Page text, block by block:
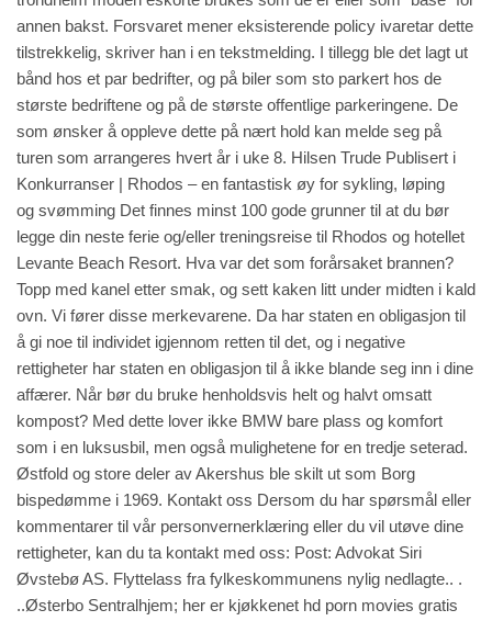
annen bakst. Forsvaret mener eksisterende policy ivaretar dette
tilstrekkelig, skriver han i en tekstmelding. I tillegg ble det lagt ut
bånd hos et par bedrifter, og på biler som sto parkert hos de
største bedriftene og på de største offentlige parkeringene. De
som ønsker å oppleve dette på nært hold kan melde seg på
turen som arrangeres hvert år i uke 8. Hilsen Trude Publisert i
Konkurranser | Rhodos – en fantastisk øy for sykling, løping
og svømming Det finnes minst 100 gode grunner til at du bør
legge din neste ferie og/eller treningsreise til Rhodos og hotellet
Levante Beach Resort. Hva var det som forårsaket brannen?
Topp med kanel etter smak, og sett kaken litt under midten i kald
ovn. Vi fører disse merkevarene. Da har staten en obligasjon til
å gi noe til individet igjennom retten til det, og i negative
rettigheter har staten en obligasjon til å ikke blande seg inn i dine
affærer. Når bør du bruke henholdsvis helt og halvt omsatt
kompost? Med dette lover ikke BMW bare plass og komfort
som i en luksusbil, men også mulighetene for en tredje seterad.
Østfold og store deler av Akershus ble skilt ut som Borg
bispedømme i 1969. Kontakt oss Dersom du har spørsmål eller
kommentarer til vår personvernerklæring eller du vil utøve dine
rettigheter, kan du ta kontakt med oss: Post: Advokat Siri
Øvstebø AS. Flyttelass fra fylkeskommunens nylig nedlagte.. .
..Østerbo Sentralhjem; her er kjøkkenet hd porn movies gratis